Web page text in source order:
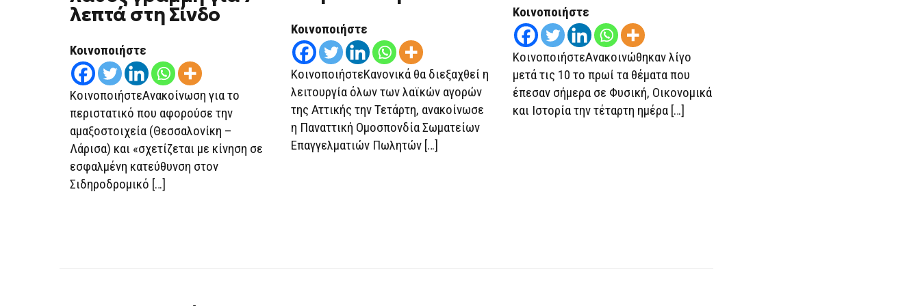
ΜΠΉΚΕ
ΣΕ
λεπτά στη Σίνδο
Κοινοποιήστε
ΚοινοποιήστεΑνακοίνωση για το
περιστατικό που αφορούσε την
αμαξοστοιχεία (Θεσσαλονίκη –
Λάρισα) και «σχετίζεται με κίνηση σε
εσφαλμένη κατεύθυνση στον
Σιδηροδρομικό […]
Κοινοποιήστε
ΚοινοποιήστεΚανονικά θα διεξαχθεί η
λειτουργία όλων των λαϊκών αγορών
της Αττικής την Τετάρτη, ανακοίνωσε
η Παναττική Ομοσπονδία Σωματείων
Επαγγελματιών Πωλητών […]
Κοινοποιήστε
ΚοινοποιήστεΑνακοινώθηκαν λίγο
μετά τις 10 το πρωί τα θέματα που
έπεσαν σήμερα σε Φυσική, Οικονομικά
και Ιστορία την τέταρτη ημέρα […]